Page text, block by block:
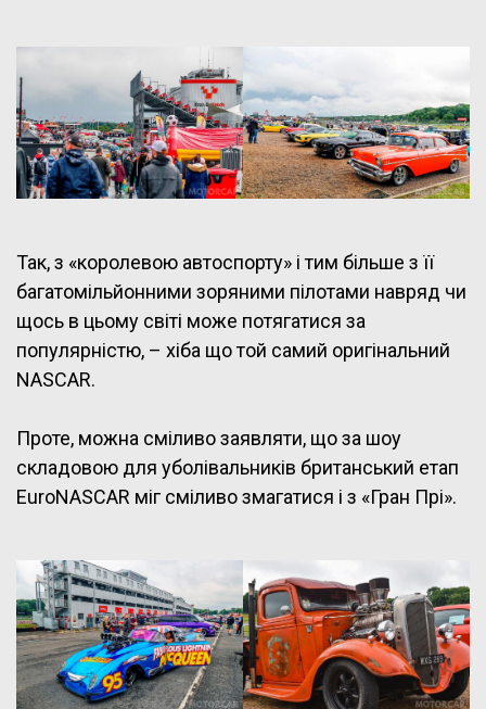
Так, з «королевою автоспорту» і тим більше з її
багатомільйонними зоряними пілотами навряд чи
щось в цьому світі може потягатися за
популярністю, – хіба що той самий оригінальний
NASCAR.
Проте, можна сміливо заявляти, що за шоу
складовою для уболівальників британський етап
EuroNASCAR міг сміливо змагатися і з «Гран Прі».